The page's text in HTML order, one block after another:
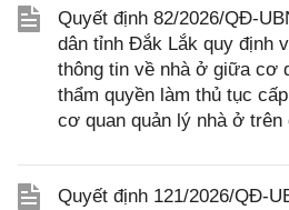
Quyết định 82/2026/QĐ-
dân tỉnh Đắk Lắk quy định
thông tin về nhà ở giữa cơ
thẩm quyền làm thủ tục
cơ quan quản lý nhà ở
Quyết định 121/2026/QĐ-